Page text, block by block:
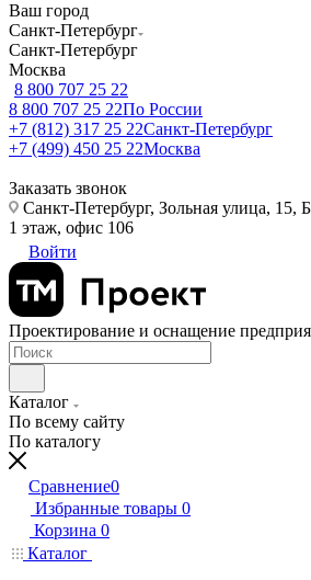
Ваш город
Санкт-Петербург
Санкт-Петербург
Москва
8 800 707 25 22
8 800 707 25 22По России
+7 (812) 317 25 22Санкт-Петербург
+7 (499) 450 25 22Москва
Заказать звонок
Санкт-Петербург, Зольная улица, 15,
1 этаж, офис 106
Войти
Проектирование и оснащение
Каталог
По всему сайту
По каталогу
Сравнение0
Избранные товары 0
Корзина 0
Каталог